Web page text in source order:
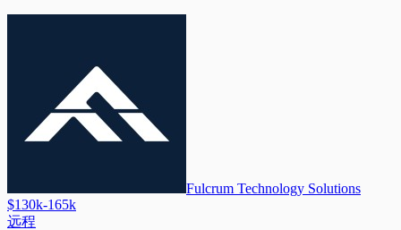
Fulcrum Technology Solutions
$130k-165k
远程